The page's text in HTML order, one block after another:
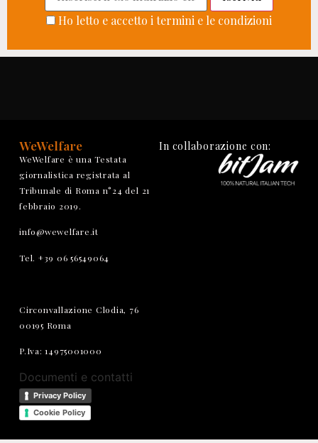
Ho letto e accetto i termini e le condizioni
WeWelfare
WeWelfare è una Testata
giornalistica registrata al
Tribunale di Roma n°24 del 21
febbraio 2019.
info@wewelfare.it
Tel. +39 06 56549064
Circonvallazione Clodia, 76
00195 Roma
P.Iva: 14975001000
Documenti e contatti
Privacy Policy
Cookie Policy
In collaborazione con: